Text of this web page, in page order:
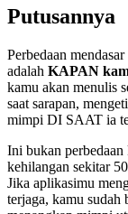
Putusannya
Perbedaan
adalah KAPAN
kamu akan menulis
saat sarapan,
mimpi DI SAAT ia
Ini bukan
kehilangan sekitar
Jika aplikasimu
terjaga, kamu